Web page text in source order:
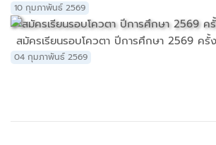
10 กุมภาพันธ์ 2569
สมัครเรียนรอบโควตา ปีการศึกษา 2569 ครั้
04 กุมภาพันธ์ 2569